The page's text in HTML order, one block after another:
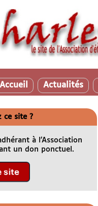
Accueil Actualités
ce site ?
à l’Association
un don ponctuel.